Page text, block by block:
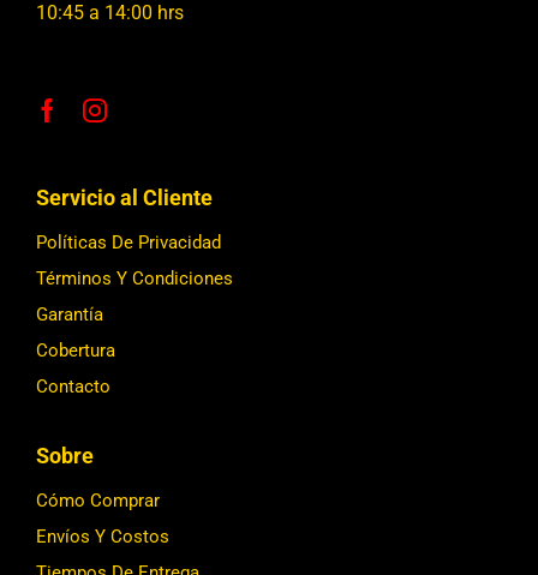
10:45 a 14:00 hrs
Servicio al Cliente
Políticas De Privacidad
Términos Y Condiciones
Garantía
Cobertura
Contacto
Sobre
Cómo Comprar
Envíos Y Costos